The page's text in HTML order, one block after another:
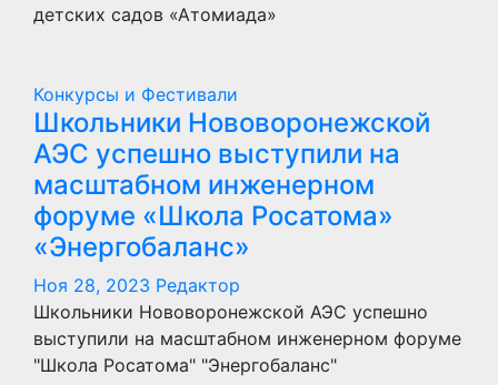
детских садов «Атомиада»
Конкурсы и Фестивали
Школьники Нововоронежской
АЭС успешно выступили на
масштабном инженерном
форуме «Школа Росатома»
«Энергобаланс»
Ноя 28, 2023 Редактор
Школьники Нововоронежской АЭС успешно
выступили на масштабном инженерном форуме
"Школа Росатома" "Энергобаланс"